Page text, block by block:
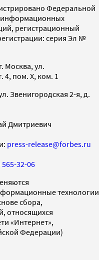
Федеральной
информационных
регистрационный
серия Эл №
Москва, ул.
4, пом. X, ком. 1
Звенигородская 2-я, д.
Дмитриевич
press-release@forbes.ru
565-32-06
технологии
сбора,
относящихся
«Интернет»,
Федерации)